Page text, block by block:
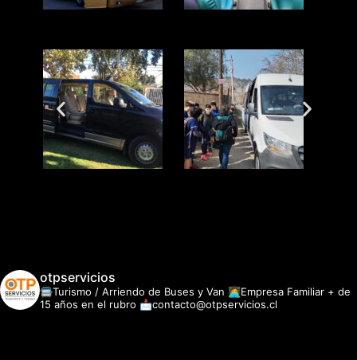
otpservicios
🚍Turismo / Arriendo de Buses y Van 👩‍💻Empresa Familiar + de
15 años en el rubro 📩contacto@otpservicios.cl